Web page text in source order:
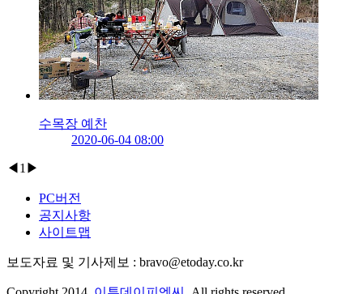
수목장 예찬
2020-06-04 08:00
◀ 1 ▶
PC버전
공지사항
사이트맵
보도자료 및 기사제보 : bravo@etoday.co.kr